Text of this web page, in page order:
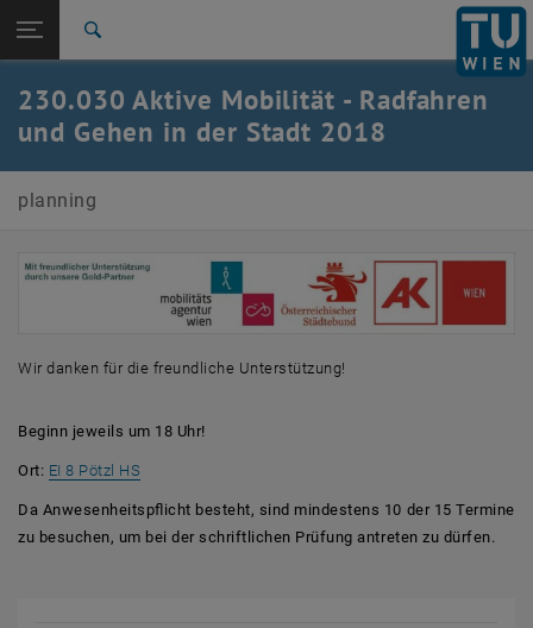
TU Login
Zur 1. Menü Ebene
E230-01-Forschungsbereich Verkehrsplanung und
Zurück zur letzten Ebene:
230.030 Aktive Mobilität - Radfahren und Gehen in der
Stadt 2018
230.030 Aktive Mobilität - Radfahren
und Gehen in der Stadt 2018
planning
Wir danken für die freundliche Unterstützung!
Beginn jeweils um 18 Uhr!
Ort: EI 8 Pötzl HS
Da Anwesenheitspflicht besteht, sind mindestens 10 der 15 Termine
zu besuchen, um bei der schriftlichen Prüfung antreten zu dürfen.